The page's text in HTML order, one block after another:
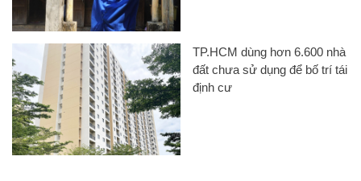
TP.HCM dùng hơn 6.600 nhà
đất chưa sử dụng để bố trí tái
định cư